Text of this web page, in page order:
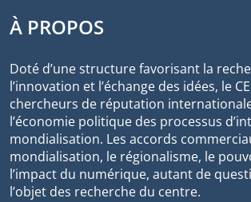
À PROPOS
Doté d’une structure favorisant la
l’innovation et l’échange des idées, le
chercheurs de réputation
l’économie politique des processus
mondialisation. Les accords
mondialisation, le régionalisme, le
l’impact du numérique, autant de
l’objet des recherche du centre.